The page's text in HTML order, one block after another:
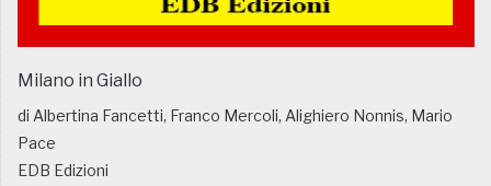
Milano in Giallo
di Albertina Fancetti, Franco Mercoli, Alighiero Nonnis, Mario
Pace
EDB Edizioni